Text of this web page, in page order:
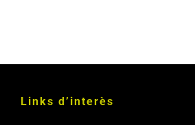
Links d’interès